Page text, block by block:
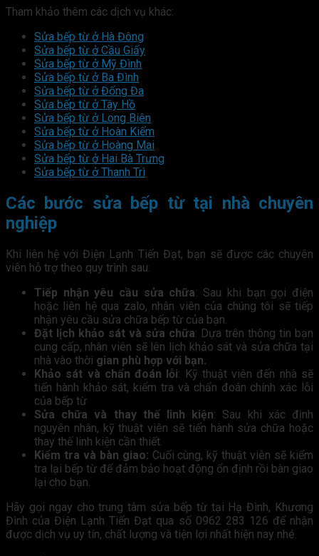
Tham khảo thêm các dịch vụ khác:
Sửa bếp từ ở Hà Đông
Sửa bếp từ ở Cầu Giấy
Sửa bếp từ ở Mỹ Đình
Sửa bếp từ ở Ba Đình
Sửa bếp từ ở Đống Đa
Sửa bếp từ ở Tây Hồ
Sửa bếp từ ở Long Biên
Sửa bếp từ ở Hoàn Kiếm
Sửa bếp từ ở Hoàng Mai
Sửa bếp từ ở Hai Bà Trưng
Sửa bếp từ ở Thanh Trì
Các bước sửa bếp từ tại nhà chuyên
nghiệp
Khi liên hệ với Điện Lạnh Tiến Đạt, bạn sẽ được các chuyên
viên hỗ trợ theo quy trình sau:
Tiếp nhận yêu cầu sửa chữa: Sau khi bạn gọi điện
hoặc liên hệ qua zalo, nhân viên của chúng tôi sẽ tiếp
nhận yêu cầu sửa chữa bếp từ của bạn.
Đặt lịch khảo sát và sửa chữa: Dựa trên thông tin bạn
cung cấp, nhân viên sẽ lên lịch khảo sát và sửa chữa tại
nhà vào thời gian phù hợp với bạn.
Khảo sát và chẩn đoán lỗi: Kỹ thuật viên đến nhà sẽ
tiến hành khảo sát, kiểm tra và chẩn đoán chính xác lỗi
của bếp từ
Sửa chữa và thay thế linh kiện: Sau khi xác định
nguyên nhân, kỹ thuật viên sẽ tiến hành sửa chữa hoặc
thay thế linh kiện cần thiết.
Kiểm tra và bàn giao: Cuối cùng, kỹ thuật viên sẽ kiểm
tra lại bếp từ để đảm bảo hoạt động ổn định rồi bàn giao
lại cho bạn.
Hãy gọi ngay cho trung tâm sửa bếp từ tại Hạ Đình, Khương
Đình của Điện Lạnh Tiến Đạt qua số 0962 283 126 để nhận
được dịch vụ uy tín, chất lượng và tiện lợi nhất hiện nay nhé.